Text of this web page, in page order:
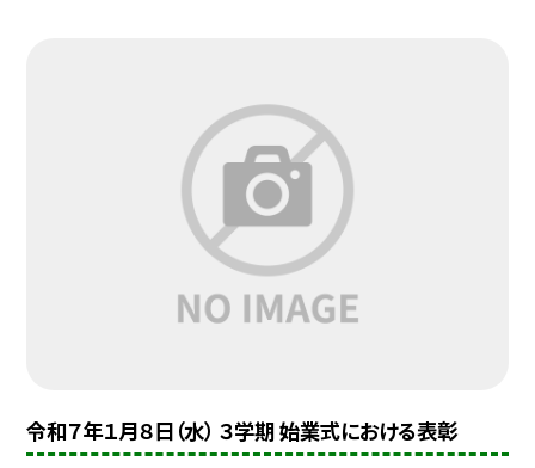
令和７年１月８日（水） ３学期 始業式における表彰